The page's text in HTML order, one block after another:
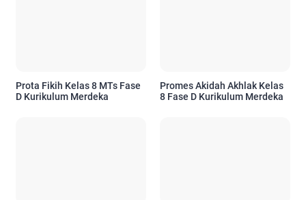
Prota Fikih Kelas 8 MTs Fase
D Kurikulum Merdeka
Promes Akidah Akhlak Kelas
8 Fase D Kurikulum Merdeka